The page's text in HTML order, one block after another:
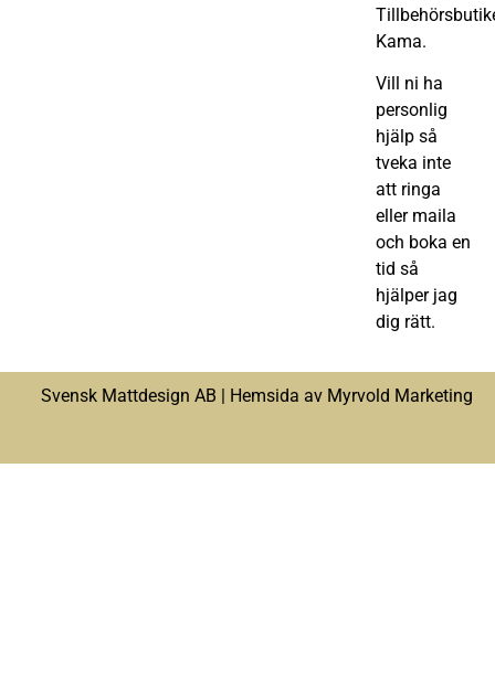
Kama.
Vill ni ha
personlig
hjälp så
tveka inte
att ringa
eller maila
och boka en
tid så
hjälper jag
dig rätt.
Svensk Mattdesign AB | Hemsida av Myrvold Marketing